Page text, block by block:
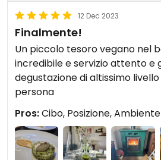
12 Dec 2023
Finalmente!
Un piccolo tesoro vegano nel
incredibile e servizio attento e
degustazione di altissimo
persona
Pros:Cibo, Posizione, Ambiente